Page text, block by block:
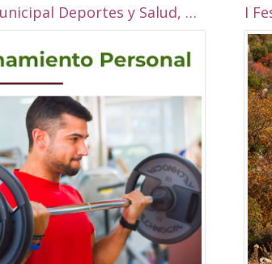
Centro Municipal Deportes y Salud, Alcalá la Real